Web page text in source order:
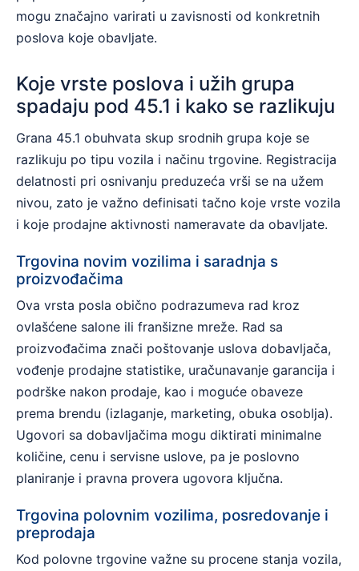
mogu značajno varirati u zavisnosti od konkretnih
poslova koje obavljate.
Koje vrste poslova i užih grupa
spadaju pod 45.1 i kako se razlikuju
Grana 45.1 obuhvata skup srodnih grupa koje se
razlikuju po tipu vozila i načinu trgovine. Registracija
delatnosti pri osnivanju preduzeća vrši se na užem
nivou, zato je važno definisati tačno koje vrste vozila
i koje prodajne aktivnosti nameravate da obavljate.
Trgovina novim vozilima i saradnja s
proizvođačima
Ova vrsta posla obično podrazumeva rad kroz
ovlašćene salone ili franšizne mreže. Rad sa
proizvođačima znači poštovanje uslova dobavljača,
vođenje prodajne statistike, uračunavanje garancija i
podrške nakon prodaje, kao i moguće obaveze
prema brendu (izlaganje, marketing, obuka osoblja).
Ugovori sa dobavljačima mogu diktirati minimalne
količine, cenu i servisne uslove, pa je poslovno
planiranje i pravna provera ugovora ključna.
Trgovina polovnim vozilima, posredovanje i
preprodaja
Kod polovne trgovine važne su procene stanja vozila,